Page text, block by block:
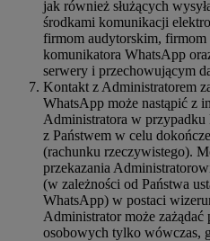
jak również służących
środkami komunikacji
firmom audytorskim,
komunikatora WhatsApp
serwery i przechowującym
Kontakt z Administratorem
WhatsApp może nastąpić z
Administratora w przypadku
z Państwem w celu
(rachunku rzeczywistego).
przekazania
(w zależności od Państwa
WhatsApp) w postaci
Administrator może
osobowych tylko wówczas,